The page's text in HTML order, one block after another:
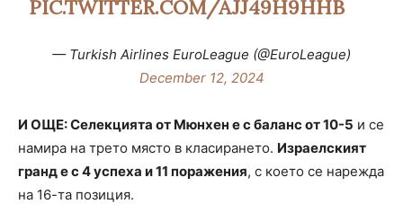
PIC.TWITTER.COM/AJJ49H9HHB
— Turkish Airlines EuroLeague (@EuroLeague)
December 12, 2024
И ОЩЕ: Селекцията от Мюнхен е с баланс от 10-5 и се
намира на трето място в класирането. Израелският
гранд е с 4 успеха и 11 поражения, с което се нарежда
на 16-та позиция.